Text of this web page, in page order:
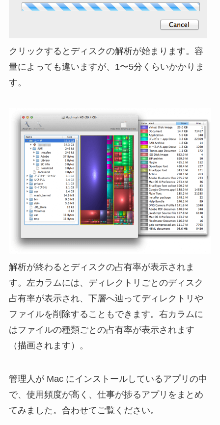
クリックするとディスクの解析が始まります。容
量によっても違いますが、1〜5分くらいかかりま
す。
解析が終わるとディスクの占有率が表示されま
す。左カラムには、ディレクトリごとのディスク
占有率が表示され、下層へ辿ってディレクトリや
ファイルを削除することもできます。右カラムに
はファイルの種類ごとの占有率が表示されます
（描画されます）。
管理人が Mac にインストールしているアプリの中
で、使用頻度が高く、仕事が捗るアプリをまとめ
てみました。合わせてご覧ください。